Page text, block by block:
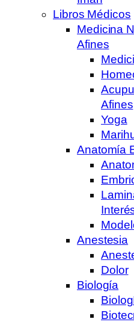
Libros Médicos
Medicina
Afines
Afines
Yoga
Anatomía
Anestesia
Dolor
Biología